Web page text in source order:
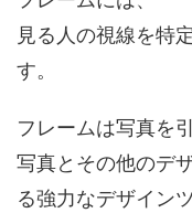
見る人の視線を特
す。
フレームは写真を
写真とその他のデ
る強力なデザイン